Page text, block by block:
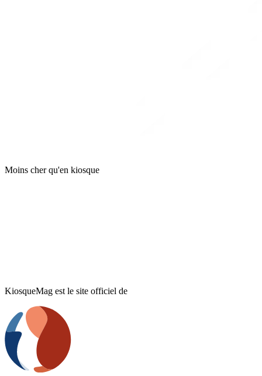
Moins cher qu'en kiosque
KiosqueMag est le site officiel de